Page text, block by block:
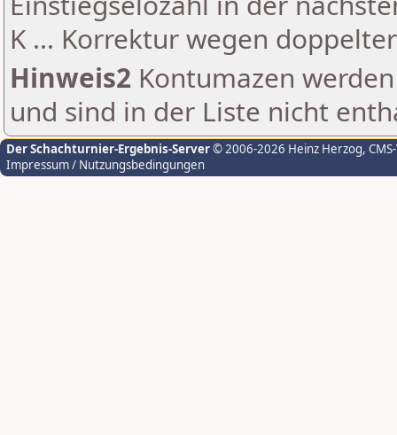
K ... Korrektur wegen
Hinweis2 Kontumazen
und sind in der Liste nicht
Der Schachturnier-Ergebnis-Server© 2006-2026 Heinz Herzog,
Impressum / Nutzungsbedingungen